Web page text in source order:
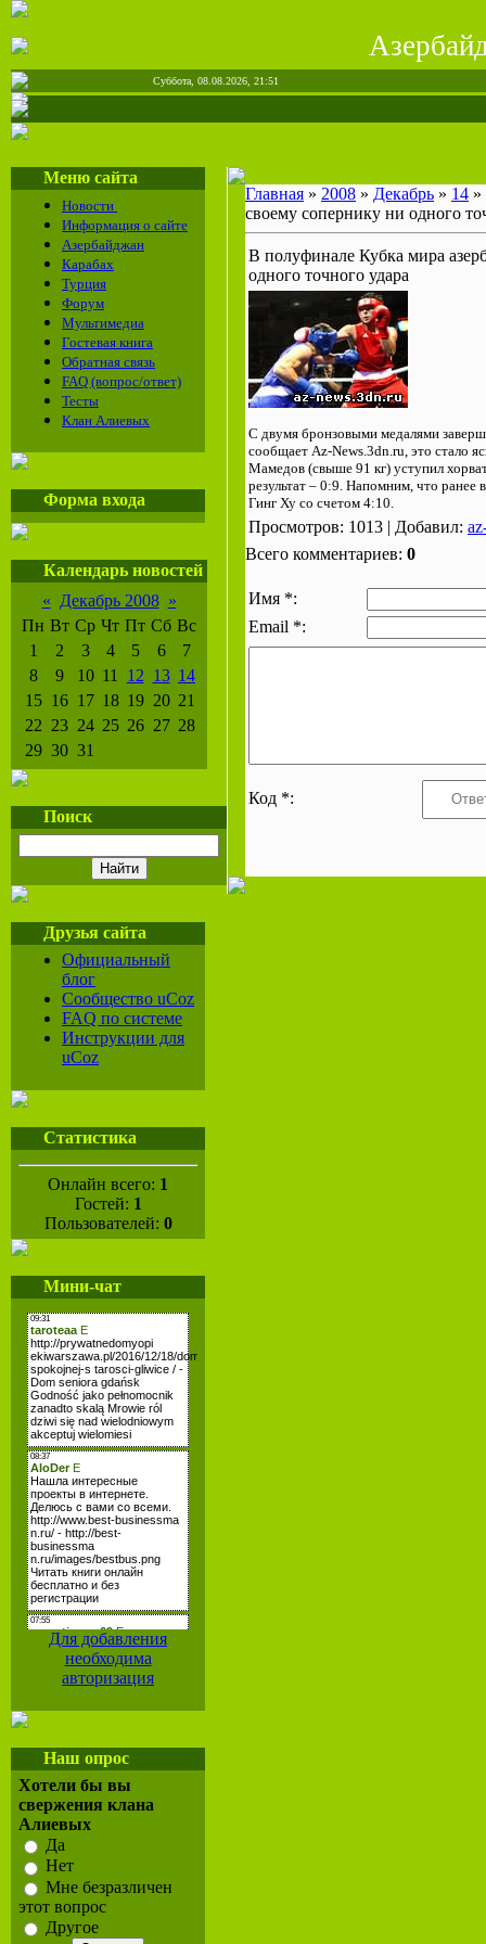
Суббота, 08.08.2026, 21:51
Меню сайта
Новости
Информация о сайте
Азербайджан
Карабах
Турция
Форум
Мультимедиа
Гостевая книга
Обратная связь
FAQ (вопрос/ответ)
Тесты
Клан Алиевых
Форма входа
Календарь новостей
« Декабрь 2008 »
Пн Вт Ср Чт Пт Сб Вс
1
2 3 4 5 6
7
8
9 10 11 12 13 14
15 16 17 18 19 20 21
22 23 24 25 26 27 28
29 30 31
Поиск
Друзья сайта
Официальный
блог
Сообщество uCoz
FAQ по системе
Инструкции для
uCoz
Статистика
Онлайн всего: 1
Гостей: 1
Пользователей: 0
Мини-чат
Для добавления
необходима
авторизация
Наш опрос
Хотели бы вы
свержения клана
Алиевых
Да
Нет
Мне безразличен
этот вопрос
Другое
Главная » 2008 » Декабрь » 14 »
своему сопернику ни одного
В полуфинале Кубка мира
одного точного удара
С двумя бронзовыми медалями
сообщает Az-News.3dn.ru, это стало
Мамедов (свыше 91 кг) уступил
результат – 0:9. Напомним, что
Гинг Ху со счетом 4:10.
Просмотров: 1013 | Добавил:
Всего комментариев: 0
Имя *:
Email *:
Код *: